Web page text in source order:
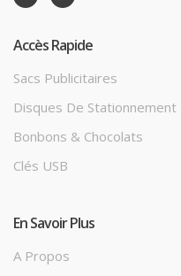
Accès Rapide
Sacs Publicitaires
Disques De Stationnement
Bonbons & Chocolats
Clés USB
En Savoir Plus
A Propos